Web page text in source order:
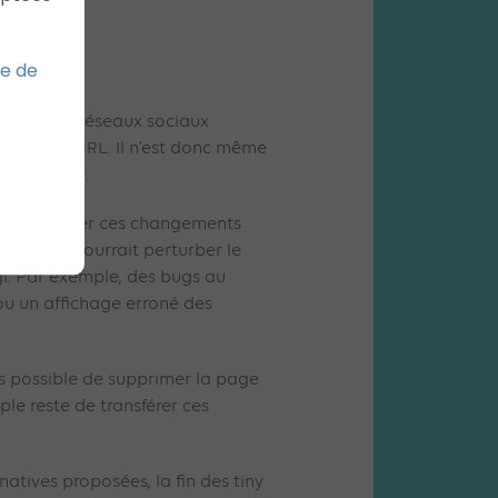
des réseaux sociaux
d’URL. Il n’est donc même
externe.
de réaliser ces changements
pourrait perturber le
Par exemple, des bugs au
un affichage erroné des
possible de supprimer la page
reste de transférer ces
proposées, la fin des tiny
de